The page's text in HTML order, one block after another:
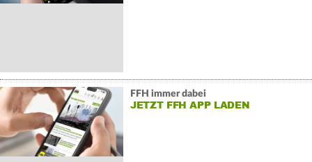
FFH immer dabei
JETZT FFH APP LADEN